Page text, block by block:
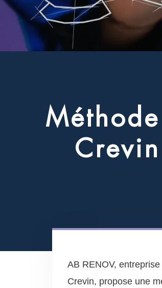
Méthode
Crevin
AB RENOV,
Crevin, propose une